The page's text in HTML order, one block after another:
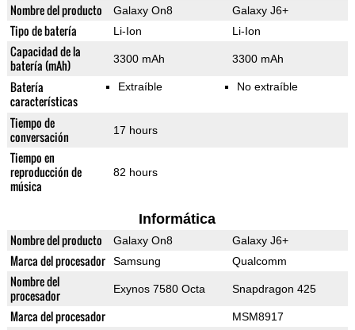
Nombre del producto Galaxy On8 Galaxy J6+
Tipo de batería Li-Ion Li-Ion
Capacidad de la
batería (mAh)
3300 mAh 3300 mAh
Batería
características
Extraíble No extraíble
Tiempo de
conversación
17 hours
Tiempo en
reproducción de
música
82 hours
Informática
Nombre del producto Galaxy On8 Galaxy J6+
Marca del procesador Samsung Qualcomm
Nombre del
procesador
Exynos 7580 Octa Snapdragon 425
Marca del procesador MSM8917